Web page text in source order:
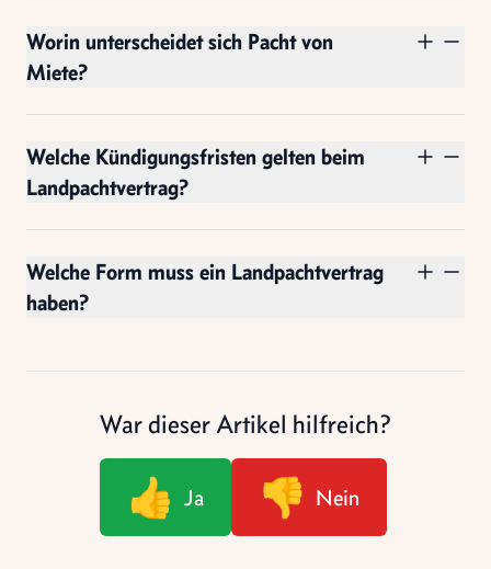
Worin unterscheidet sich Pacht von
Miete?
Welche Kündigungsfristen gelten beim
Landpachtvertrag?
Welche Form muss ein Landpachtvertrag
haben?
War dieser Artikel hilfreich?
👍 Ja 👎 Nein